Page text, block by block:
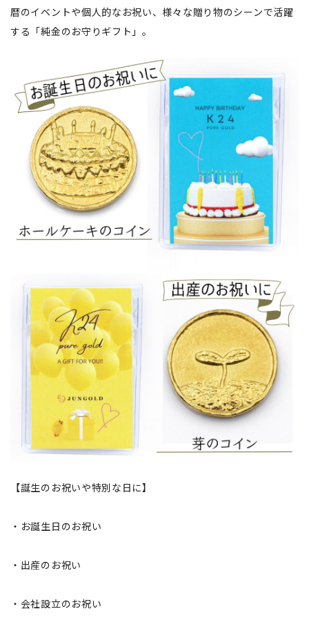
暦のイベントや個人的なお祝い、様々な贈り物のシーンで活躍
する「純金のお守りギフト」。
【誕生のお祝いや特別な日に】
・お誕生日のお祝い
・出産のお祝い
・会社設立のお祝い